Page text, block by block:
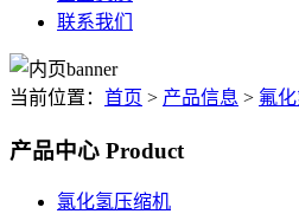
联系我们
当前位置： 首页 > 产品信息 > 氟
产品中心 Product
氯化氢压缩机